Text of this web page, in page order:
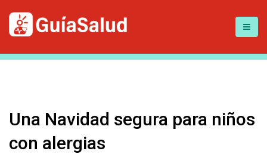
Una Navidad segura para niños
con alergias